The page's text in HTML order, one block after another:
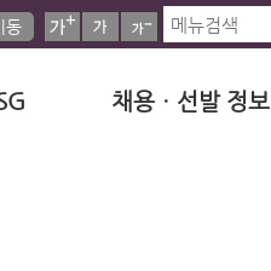
동
채용ㆍ선발 정보